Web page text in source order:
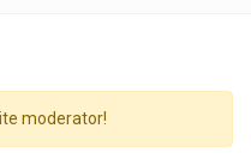
moderator!